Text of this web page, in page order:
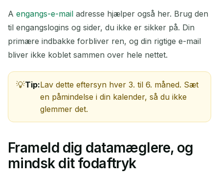
A engangs-e-mail adresse hjælper også her. Brug den
til engangslogins og sider, du ikke er sikker på. Din
primære indbakke forbliver ren, og din rigtige e-mail
bliver ikke koblet sammen over hele nettet.
Tip:Lav dette eftersyn hver 3. til 6. måned. Sæt
en påmindelse i din kalender, så du ikke
glemmer det.
Frameld dig datamæglere, og
mindsk dit fodaftryk